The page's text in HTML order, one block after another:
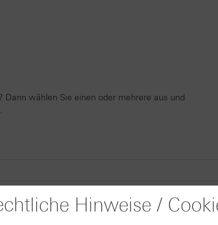
wählen Sie einen oder mehrere aus und
Hinweise /